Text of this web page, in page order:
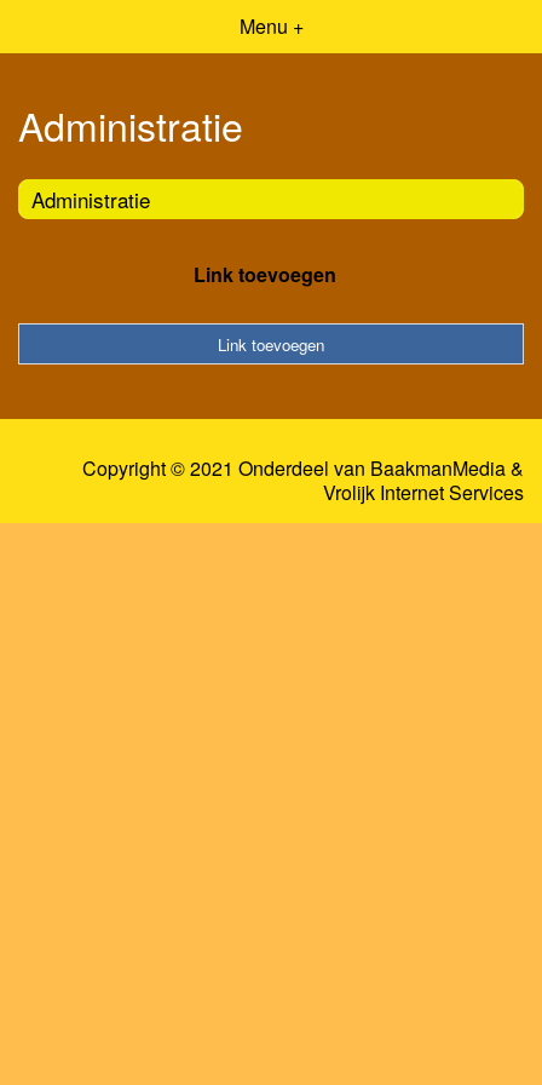
Menu +
Administratie
Administratie
Link toevoegen
Link toevoegen
Copyright © 2021 Onderdeel van BaakmanMedia&
Vrolijk Internet Services